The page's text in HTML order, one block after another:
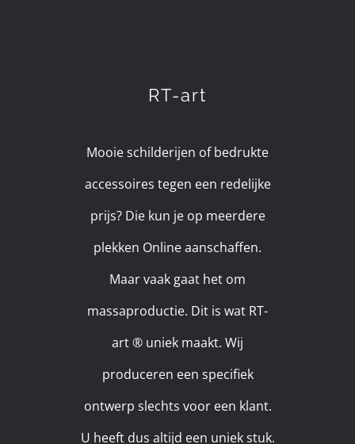
RT-art
Mooie schilderijen of bedrukte
accessoires tegen een redelijke
prijs? Die kun je op meerdere
plekken Online aanschaffen.
Maar vaak gaat het om
massaproductie. Dit is wat RT-
art ® uniek maakt. Wij
produceren een specifiek
ontwerp slechts voor een klant.
U heeft dus altijd een uniek stuk.